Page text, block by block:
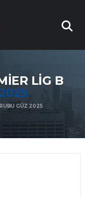
LIG B
GÜZ 2025